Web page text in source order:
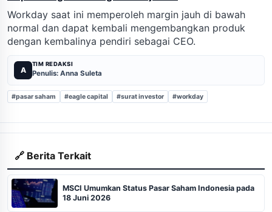
Workday saat ini memperoleh margin jauh di bawah
normal dan dapat kembali mengembangkan produk
dengan kembalinya pendiri sebagai CEO.
A
TIM REDAKSI
Penulis: Anna Suleta
#pasar saham #eagle capital #surat investor #workday
🔗 Berita Terkait
MSCI Umumkan Status Pasar Saham Indonesia pada
18 Juni 2026